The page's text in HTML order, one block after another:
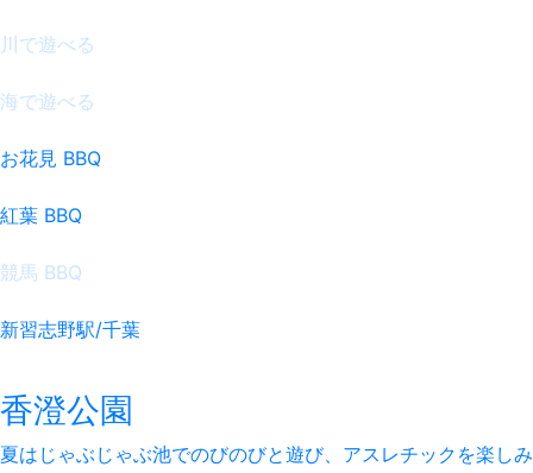
川で遊べる
海で遊べる
お花見 BBQ
紅葉 BBQ
競馬 BBQ
新習志野駅/千葉
香澄公園
夏はじゃぶじゃぶ池でのびのびと遊び、アスレチックを楽し